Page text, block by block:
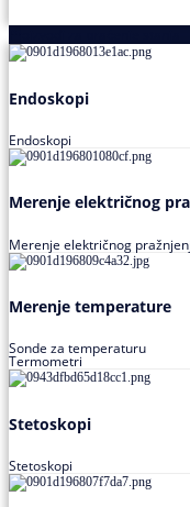
Endoskopi
Endoskopi
Merenje električnog
Merenje električnog
Merenje temperature
Sonde za temperaturu
Termometri
Stetoskopi
Stetoskopi